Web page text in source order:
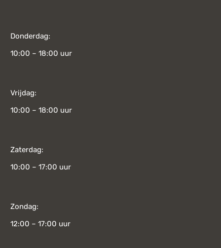
Donderdag:
10:00 – 18:00 uur
Vrijdag:
10:00 – 18:00 uur
Zaterdag:
10:00 – 17:00 uur
Zondag:
12:00 – 17:00 uur